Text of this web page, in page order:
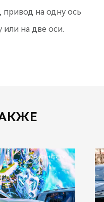
на одну ось
на две оси.